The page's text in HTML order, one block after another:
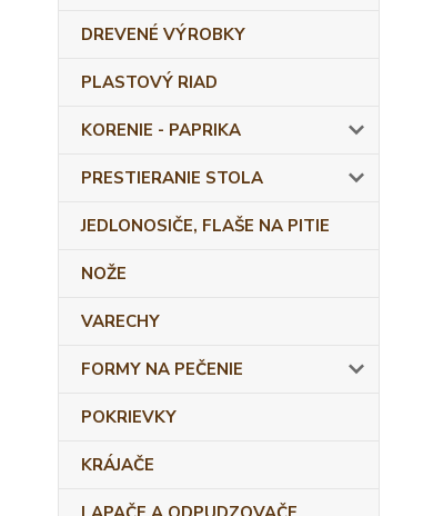
DREVENÉ VÝROBKY
PLASTOVÝ RIAD
KORENIE - PAPRIKA
PRESTIERANIE STOLA
JEDLONOSIČE, FLAŠE NA PITIE
NOŽE
VARECHY
FORMY NA PEČENIE
POKRIEVKY
KRÁJAČE